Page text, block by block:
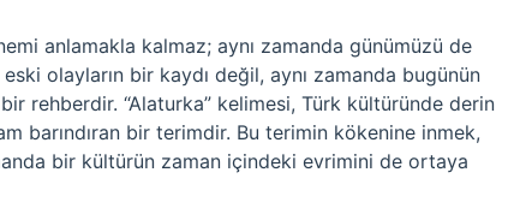
anlamakla kalmaz; aynı zamanda günümüzü de
olayların bir kaydı değil, aynı zamanda bugünün
rehberdir. “Alaturka” kelimesi, Türk kültüründe derin
barındıran bir terimdir. Bu terimin kökenine inmek,
bir kültürün zaman içindeki evrimini de ortaya